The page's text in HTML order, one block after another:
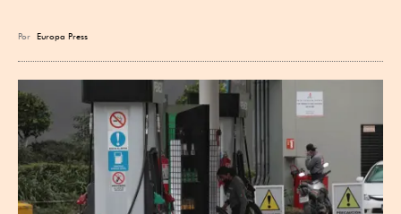
Por Europa Press